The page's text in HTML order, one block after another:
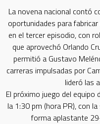
La novena nacional contó
oportunidades para
en el tercer episodio, con
que aprovechó Orlando
permitió a Gustavo
carreras impulsadas por
lideró las
El próximo juego del
la 1:30 pm (hora PR), con
forma aplastante